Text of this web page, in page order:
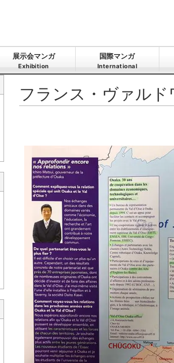
展示会マンガ
Exhibition
国際マンガ
International
フランス・ヴァル